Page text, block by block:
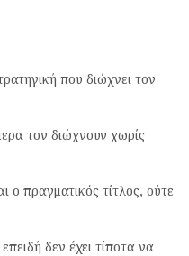
που διώχνει τον
τον διώχνουν χωρίς
ο πραγματικός τίτλος, ούτε
δεν έχει τίποτα να